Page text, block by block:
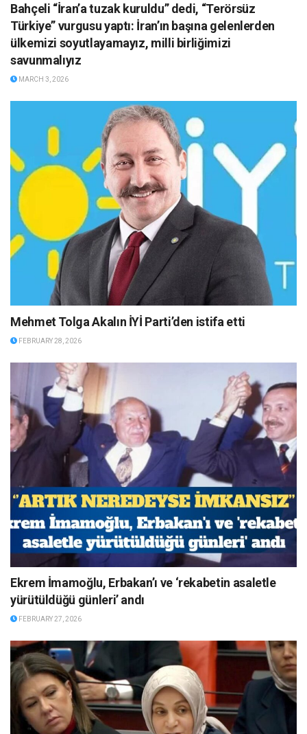
Bahçeli “İran’a tuzak kuruldu” dedi, “Terörsüz
Türkiye” vurgusu yaptı: İran’ın başına gelenlerden
ülkemizi soyutlayamayız, milli birliğimizi
savunmalıyız
MARCH 3, 2026
Mehmet Tolga Akalın İYİ Parti’den istifa etti
FEBRUARY 28, 2026
Ekrem İmamoğlu, Erbakan’ı ve ‘rekabetin asaletle
yürütüldüğü günleri’ andı
FEBRUARY 27, 2026